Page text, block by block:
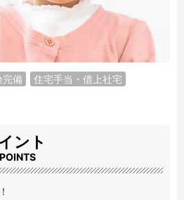
完備
住宅手当・借上社宅
ント
調理師
看護師
その他
認可外保育園
事業所内保育所